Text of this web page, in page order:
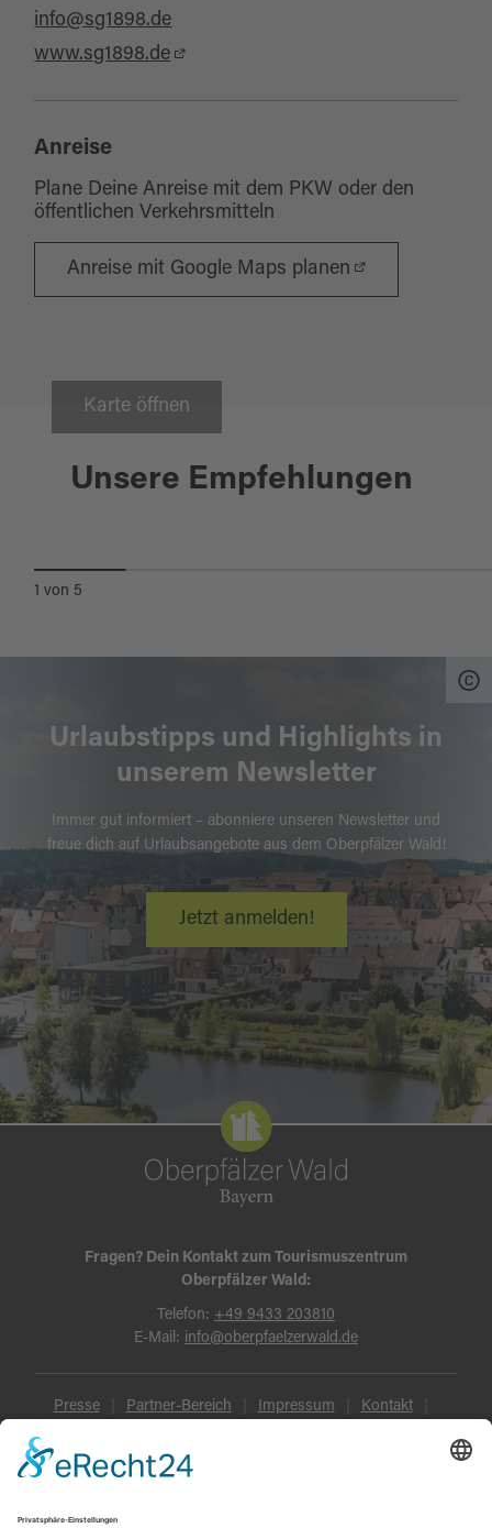
info@sg1898.de
www.sg1898.de
Anreise
Plane Deine Anreise mit dem PKW oder den
öffentlichen Verkehrsmitteln
Anreise mit Google Maps planen
Karte öffnen
Unsere Empfehlungen
Krummennaab
1 von 5
Urlaubstipps und Highlights in
unserem Newsletter
Immer gut informiert – abonniere unseren Newsletter und
freue dich auf Urlaubsangebote aus dem Oberpfälzer Wald!
Jetzt anmelden!
Fragen? Dein Kontakt zum Tourismuszentrum
Oberpfälzer Wald:
Telefon: +49 9433 203810
E-Mail: info@oberpfaelzerwald.de
Presse Partner-Bereich Impressum Kontakt
Datenschutz